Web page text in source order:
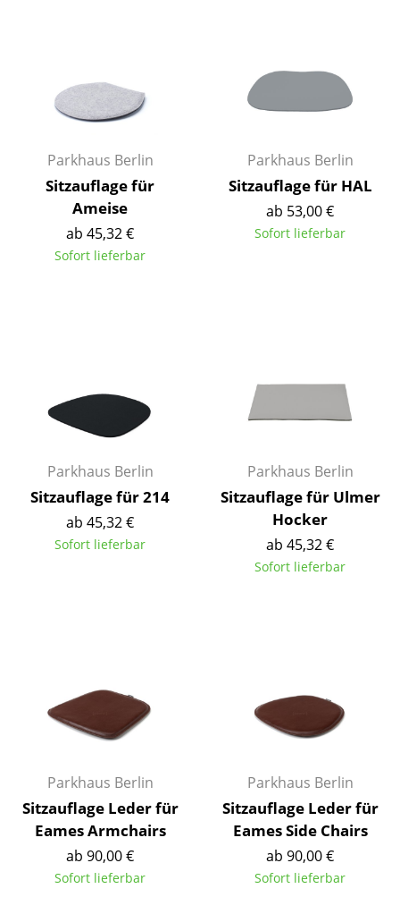
Kleinaufbewahrung
... alle Aufbewahrungsmöbel
Hängeleuchten & Deckenleuchten
Bodenleuchten
Wandleuchten
Outdoor-Leuchten
Akkuleuchten
... alle Leuchten
Stapelbetten
Kinderbetten
... alle Betten
Accessoires
Uhren
Parkhaus Berlin
Sitzauflage für
Ameise
ab 45,32 €
Sofort lieferbar
Parkhaus Berlin
Sitzauflage für HAL
ab 53,00 €
Sofort lieferbar
Parkhaus Berlin
Sitzauflage für 214
ab 45,32 €
Sofort lieferbar
Parkhaus Berlin
Sitzauflage für Ulmer
Hocker
ab 45,32 €
Sofort lieferbar
Parkhaus Berlin
Sitzauflage Leder für
Eames Armchairs
ab 90,00 €
Sofort lieferbar
Parkhaus Berlin
Sitzauflage Leder für
Eames Side Chairs
ab 90,00 €
Sofort lieferbar